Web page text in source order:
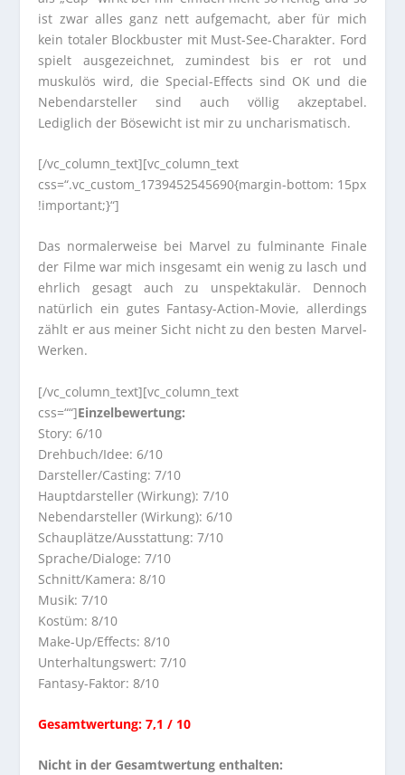
ist zwar alles ganz nett aufgemacht, aber für mich
kein totaler Blockbuster mit Must-See-Charakter. Ford
spielt ausgezeichnet, zumindest bis er rot und
muskulös wird, die Special-Effects sind OK und die
Nebendarsteller sind auch völlig akzeptabel.
Lediglich der Bösewicht ist mir zu uncharismatisch.
[/vc_column_text][vc_column_text
css=“.vc_custom_1739452545690{margin-bottom: 15px
!important;}“]
Das normalerweise bei Marvel zu fulminante Finale
der Filme war mich insgesamt ein wenig zu lasch und
ehrlich gesagt auch zu unspektakulär. Dennoch
natürlich ein gutes Fantasy-Action-Movie, allerdings
zählt er aus meiner Sicht nicht zu den besten Marvel-
Werken.
[/vc_column_text][vc_column_text
css=““]Einzelbewertung:
Story: 6/10
Drehbuch/Idee: 6/10
Darsteller/Casting: 7/10
Hauptdarsteller (Wirkung): 7/10
Nebendarsteller (Wirkung): 6/10
Schauplätze/Ausstattung: 7/10
Sprache/Dialoge: 7/10
Schnitt/Kamera: 8/10
Musik: 7/10
Kostüm: 8/10
Make-Up/Effects: 8/10
Unterhaltungswert: 7/10
Fantasy-Faktor: 8/10
Gesamtwertung: 7,1 / 10
Nicht in der Gesamtwertung enthalten: